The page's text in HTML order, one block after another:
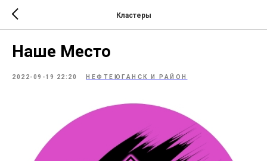
Кластеры
Наше Место
2022-09-19 22:20 НЕФТЕЮГАНСК И РАЙОН